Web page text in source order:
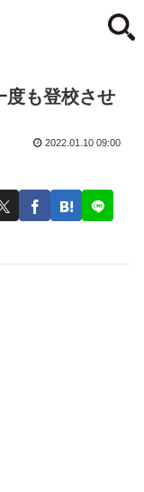
度も登校させ
2022.01.10 09:00